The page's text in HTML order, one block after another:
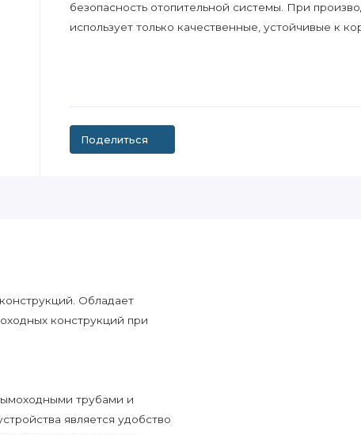
безопасность отопительной системы. При
использует только качественные, устойчивые к
Поделиться
Обладает
конструкций при
трубами и
является удобство